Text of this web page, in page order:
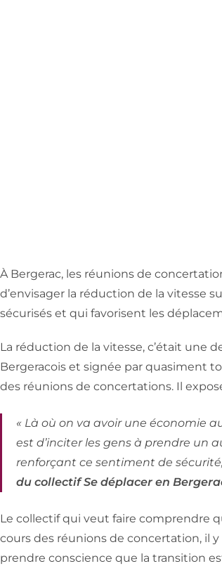
À Bergerac, les réunions de
d’envisager la réduction de la vitesse
sécurisés et qui favorisent les
La réduction de la vitesse, c’était une
Bergeracois et signée par quasiment
des réunions de concertations. Il
« Là où on va avoir une économie
est d’inciter les gens à prendre un
renforçant ce sentiment de
du collectif Se déplacer en
Le collectif qui veut faire comprendre
cours des réunions de concertation, il
prendre conscience que la transition